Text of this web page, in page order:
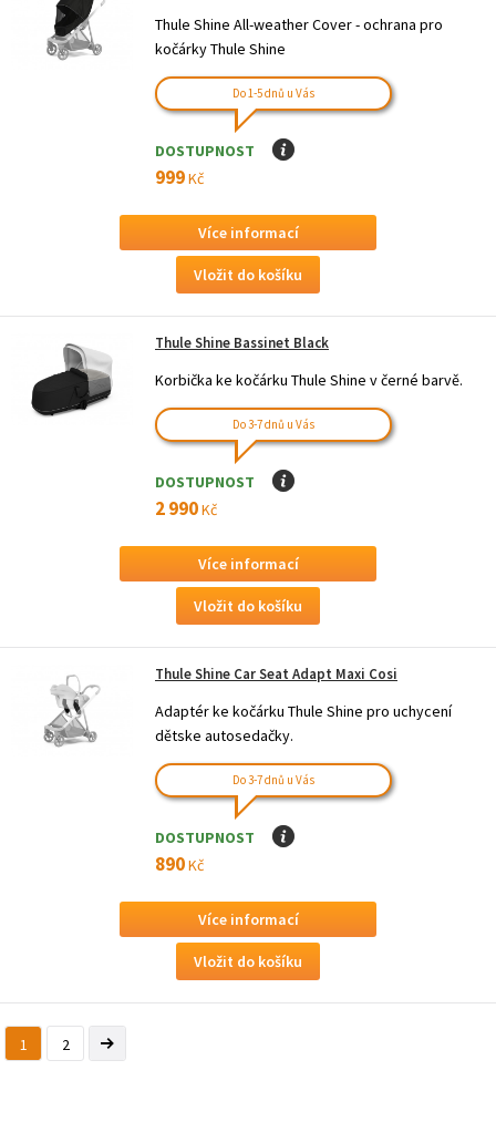
Thule Shine All-weather Cover - ochrana pro
kočárky Thule Shine
Do 1-5 dnů u Vás
DOSTUPNOST I
999Kč
Více informací
Thule Shine Bassinet Black
Korbička ke kočárku Thule Shine v černé barvě.
Do 3-7 dnů u Vás
DOSTUPNOST I
2 990Kč
Více informací
Thule Shine Car Seat Adapt Maxi Cosi
Adaptér ke kočárku Thule Shine pro uchycení
dětske autosedačky.
Do 3-7 dnů u Vás
DOSTUPNOST I
890Kč
Více informací
1 2